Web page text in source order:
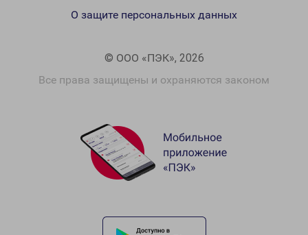
© ООО «ПЭК», 2026
Все права защищены и охраняются законом
О защите персональных данных